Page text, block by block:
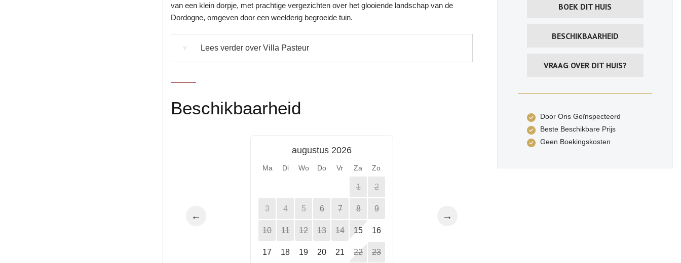
van een klein dorpje, met prachtige vergezichten over het glooiende landschap van de
Dordogne, omgeven door een weelderig begroeide tuin.
Lees verder over Villa Pasteur
Beschikbaarheid
←
augustus 2026
Ma Di Wo Do Vr Za Zo
1 2
3 4 5 6 7 8 9
10 11 12 13 14 15 16
17 18 19 20 21 22 23
→
BOEK DIT HUIS
BESCHIKBAARHEID
VRAAG OVER DIT HUIS?
Door Ons Geïnspecteerd
Beste Beschikbare Prijs
Geen Boekingskosten